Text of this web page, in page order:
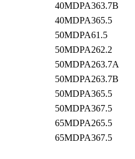
40MDPA363.7B
40MDPA365.5
50MDPA61.5
50MDPA262.2
50MDPA263.7A
50MDPA263.7B
50MDPA365.5
50MDPA367.5
65MDPA265.5
65MDPA367.5